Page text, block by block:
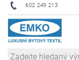
602 249 213